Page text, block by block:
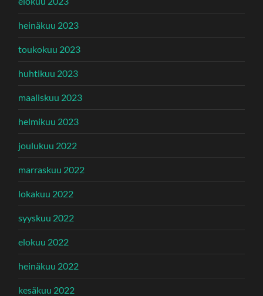
heinäkuu 2023
toukokuu 2023
huhtikuu 2023
maaliskuu 2023
helmikuu 2023
joulukuu 2022
marraskuu 2022
lokakuu 2022
syyskuu 2022
elokuu 2022
heinäkuu 2022
kesäkuu 2022